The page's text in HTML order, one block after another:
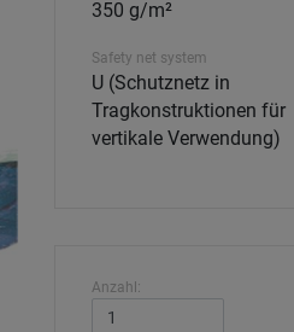
350 g/m²
Safety net system
U (Schutznetz in
Tragkonstruktionen für
vertikale Verwendung)
Anzahl: